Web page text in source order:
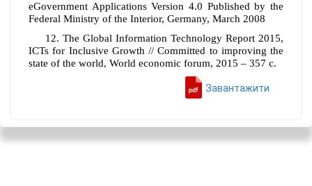
eGovernment Applications Version 4.0 Published by the
Federal Ministry of the Interior, Germany, March 2008
12. The Global Information Technology Report 2015,
ICTs for Inclusive Growth // Committed to improving the
state of the world, World economic forum, 2015 – 357 c.
Завантажити